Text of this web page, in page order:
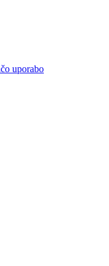
uporabo